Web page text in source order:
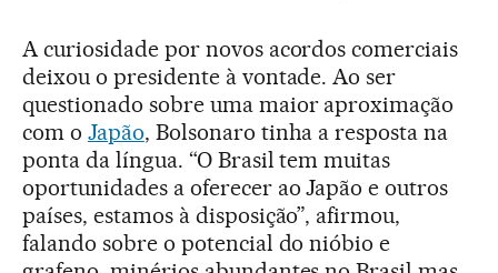
A curiosidade por novos acordos comerciais
deixou o presidente à vontade. Ao ser
questionado sobre uma maior aproximação
com o Japão, Bolsonaro tinha a resposta na
ponta da língua. “O Brasil tem muitas
oportunidades a oferecer ao Japão e outros
países, estamos à disposição”, afirmou,
falando sobre o potencial do nióbio e